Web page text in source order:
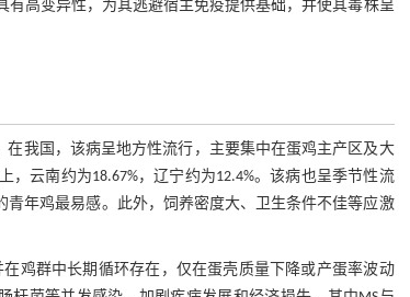
有高变异性，为其逃避宿主免疫提供基础，并使其毒株呈
在我国，该病呈地方性流行，主要集中在蛋鸡主产区及大
云南约为18.67%，辽宁约为12.4%。该病也呈季节性流
年鸡最易感。此外，饲养密度大、卫生条件不佳等应激
鸡群中长期循环存在，仅在蛋壳质量下降或产蛋率波动